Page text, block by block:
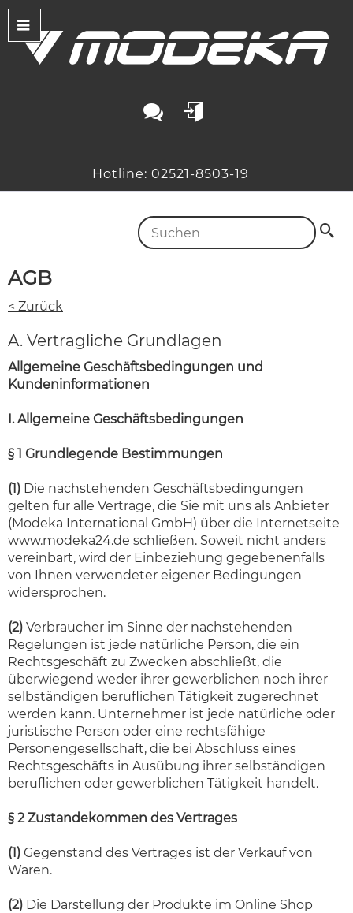
Hotline: 02521-8503-19
AGB
< Zurück
A. Vertragliche Grundlagen
Allgemeine Geschäftsbedingungen und
Kundeninformationen
I. Allgemeine Geschäftsbedingungen
§ 1 Grundlegende Bestimmungen
(1) Die nachstehenden Geschäftsbedingungen
gelten für alle Verträge, die Sie mit uns als Anbieter
(Modeka International GmbH) über die Internetseite
www.modeka24.de schließen. Soweit nicht anders
vereinbart, wird der Einbeziehung gegebenenfalls
von Ihnen verwendeter eigener Bedingungen
widersprochen.
(2) Verbraucher im Sinne der nachstehenden
Regelungen ist jede natürliche Person, die ein
Rechtsgeschäft zu Zwecken abschließt, die
überwiegend weder ihrer gewerblichen noch ihrer
selbständigen beruflichen Tätigkeit zugerechnet
werden kann. Unternehmer ist jede natürliche oder
juristische Person oder eine rechtsfähige
Personengesellschaft, die bei Abschluss eines
Rechtsgeschäfts in Ausübung ihrer selbständigen
beruflichen oder gewerblichen Tätigkeit handelt.
§ 2 Zustandekommen des Vertrages
(1) Gegenstand des Vertrages ist der Verkauf von
Waren.
(2) Die Darstellung der Produkte im Online Shop